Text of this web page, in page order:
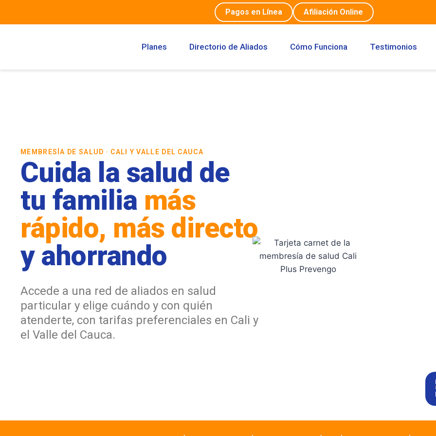
Pagos en Línea Afiliación Online
Planes Directorio de Aliados Cómo Funciona Testimonios
MEMBRESÍA DE SALUD · CALI Y VALLE DEL CAUCA
Cuida la salud de
tu familia más
rápido, más directo
y ahorrando
Accede a una red de aliados en salud
particular y elige cuándo y con quién
atenderte, con tarifas preferenciales en Cali y
el Valle del Cauca.